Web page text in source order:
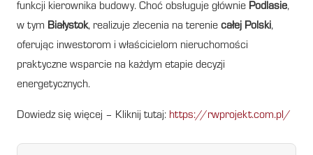
funkcji kierownika budowy. Choć obsługuje głównie Podlasie,
w tym Białystok, realizuje zlecenia na terenie całej Polski,
oferując inwestorom i właścicielom nieruchomości
praktyczne wsparcie na każdym etapie decyzji
energetycznych.
Dowiedz się więcej – Kliknij tutaj: https://rwprojekt.com.pl/